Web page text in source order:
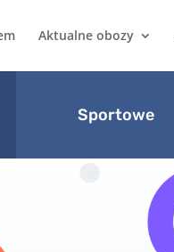
Aktualne obozy
Sportowe